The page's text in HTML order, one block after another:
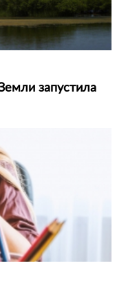
запустила